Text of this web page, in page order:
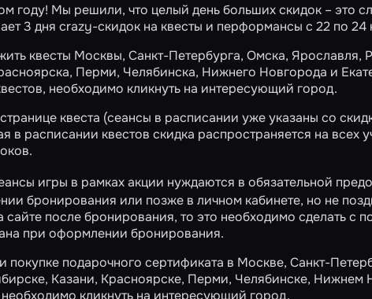
году! Мы решили, что целый день больших скидок – это
3 дня crazy-скидок на квесты и перформансы с 22 по 24
квесты Москвы, Санкт-Петербурга, Омска, Ярославля,
, Перми, Челябинска, Нижнего Новгорода и
необходимо кликнуть на интересующий город.
квеста (сеансы в расписании уже указаны со
расписании квестов скидка распространяется на всех
игры в рамках акции нуждаются в обязательной
бронирования или позже в личном кабинете, но не
сайте после бронирования, то это необходимо сделать с
при оформлении бронирования.
подарочного сертификата в Москве, Санкт-
, Казани, Красноярске, Перми, Челябинске, Нижнем
кликнуть на интересующий город.